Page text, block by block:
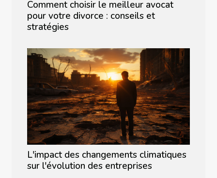
Comment choisir le meilleur avocat
pour votre divorce : conseils et
stratégies
L'impact des changements climatiques
sur l'évolution des entreprises